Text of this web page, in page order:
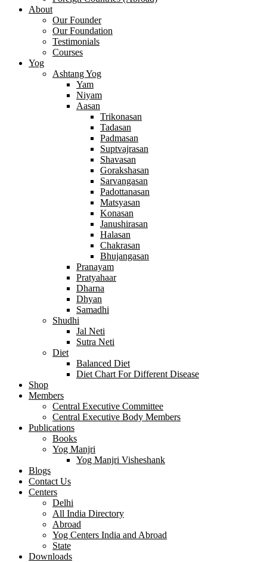
About
Our Founder
Our Foundation
Testimonials
Courses
Yog
Ashtang Yog
Yam
Niyam
Aasan
Trikonasan
Tadasan
Padmasan
Suptvajrasan
Shavasan
Gorakshasan
Sarvangasan
Padottanasan
Matsyasan
Konasan
Janushirasan
Halasan
Chakrasan
Bhujangasan
Pranayam
Pratyahaar
Dharna
Dhyan
Samadhi
Shudhi
Jal Neti
Sutra Neti
Diet
Balanced Diet
Diet Chart For Different Disease
Shop
Members
Central Executive Committee
Central Executive Body Members
Publications
Books
Yog Manjri
Yog Manjri Visheshank
Blogs
Contact Us
Centers
Delhi
All India Directory
Abroad
Yog Centers India and Abroad
State
Downloads